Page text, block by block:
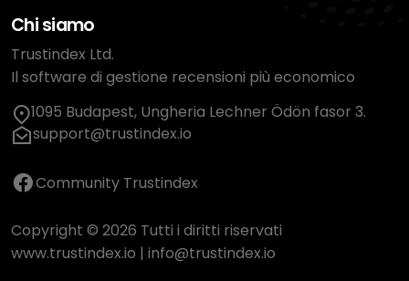
Chi siamo
Trustindex Ltd.
Il software di gestione recensioni più economico
1095 Budapest, Ungheria Lechner Ödön fasor 3.
support@trustindex.io
Community Trustindex
Copyright © 2026 Tutti i diritti riservati
www.trustindex.io | info@trustindex.io